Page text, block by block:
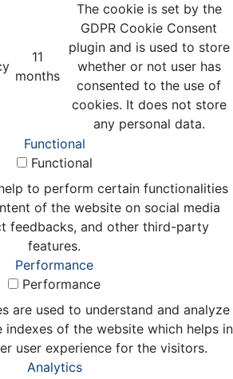
11
months
The cookie is set by the
GDPR Cookie Consent
plugin and is used to store
whether or not user has
consented to the use of
cookies. It does not store
any personal data.
Functional
Functional
to perform certain functionalities
of the website on social media
feedbacks, and other third-party
features.
Performance
Performance
are used to understand and analyze
of the website which helps in
user experience for the visitors.
Analytics